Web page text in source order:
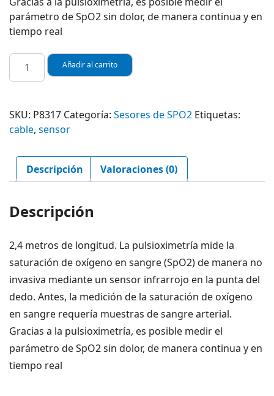
parámetro de SpO2 sin dolor, de manera continua y en
tiempo real
SENSOR
ADULTOPARA
MONITOR
DOC
10
P8317
Añadir al carrito
SKU: P8317 Categoría: Sesores de SPO2 Etiquetas:
cable, sensor
Descripción Valoraciones (0)
Descripción
2,4 metros de longitud. La pulsioximetría mide la
saturación de oxígeno en sangre (SpO2) de manera no
invasiva mediante un sensor infrarrojo en la punta del
dedo. Antes, la medición de la saturación de oxígeno
en sangre requería muestras de sangre arterial.
Gracias a la pulsioximetría, es posible medir el
parámetro de SpO2 sin dolor, de manera continua y en
tiempo real